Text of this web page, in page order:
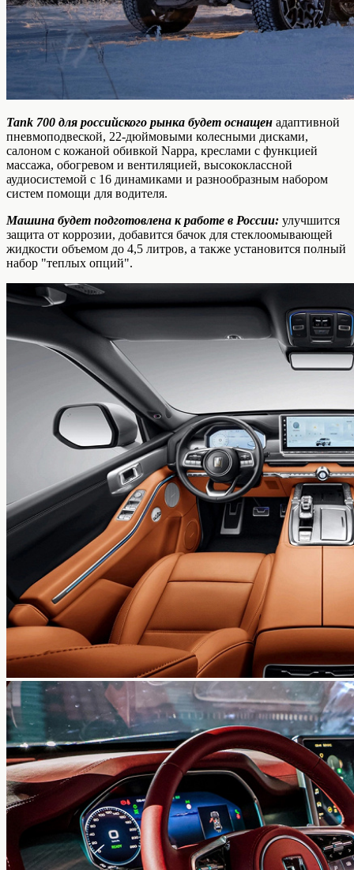
Tank 700 для российского рынка будет оснащен адаптивной
пневмоподвеской, 22-дюймовыми колесными дисками,
салоном с кожаной обивкой Nappa, креслами с функцией
массажа, обогревом и вентиляцией, высококлассной
аудиосистемой с 16 динамиками и разнообразным набором
систем помощи для водителя.
Машина будет подготовлена к работе в России: улучшится
защита от коррозии, добавится бачок для стеклоомывающей
жидкости объемом до 4,5 литров, а также установится полный
набор "теплых опций".